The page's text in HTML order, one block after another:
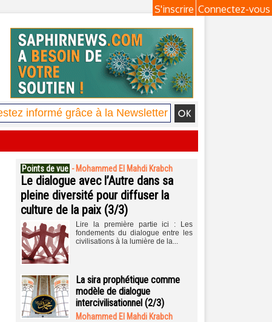
Connectez-vous
S'inscrire
Points de vue - Mohammed El Mahdi Krabch
Le dialogue avec l’Autre dans sa
pleine diversité pour diffuser la
culture de la paix (3/3)
Lire la première partie ici : Les
fondements du dialogue entre les
civilisations à la lumière de la...
La sira prophétique comme
modèle de dialogue
intercivilisationnel (2/3)
Mohammed El Mahdi Krabch